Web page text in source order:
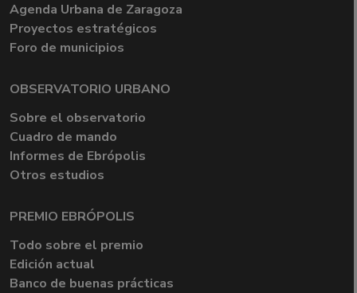
Agenda Urbana de Zaragoza
Proyectos estratégicos
Foro de municipios
OBSERVATORIO URBANO
Sobre el observatorio
Cuadro de mando
Informes de Ebrópolis
Otros estudios
PREMIO EBRÓPOLIS
Todo sobre el premio
Edición actual
Banco de buenas prácticas